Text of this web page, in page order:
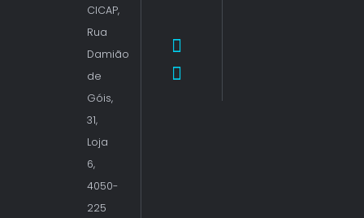
CICAP,
Rua
Damião
de
Góis,
31,
Loja
6,
4050-
225